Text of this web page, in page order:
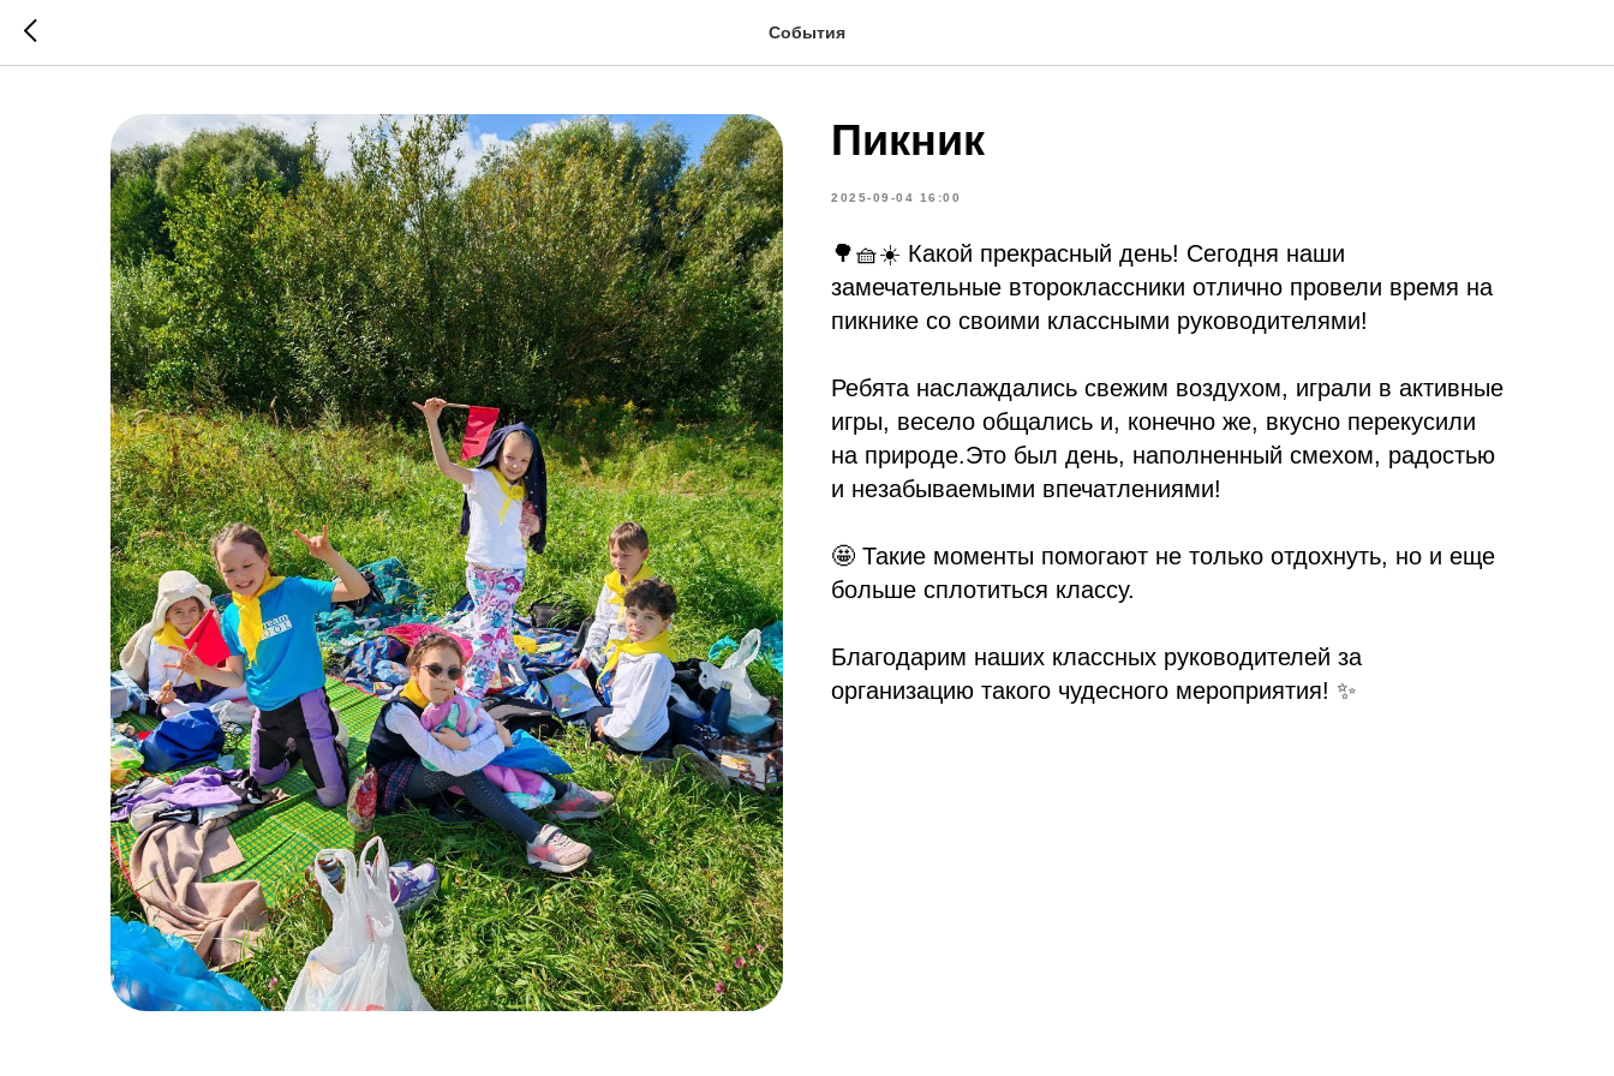
События
Пикник
2025-09-04 16:00
🌳🧺☀️ Какой прекрасный день! Сегодня наши
замечательные второклассники отлично провели время на
пикнике со своими классными руководителями!
Ребята наслаждались свежим воздухом, играли в активные
игры, весело общались и, конечно же, вкусно перекусили
на природе.Это был день, наполненный смехом, радостью
и незабываемыми впечатлениями!
🤩 Такие моменты помогают не только отдохнуть, но и еще
больше сплотиться классу.
Благодарим наших классных руководителей за
организацию такого чудесного мероприятия! ✨